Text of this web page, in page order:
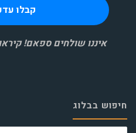
איננו שולחים ספאם!
חיפוש בבלוג